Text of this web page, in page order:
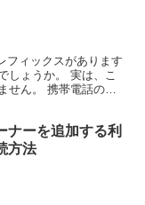
フィックスがあります
しょうか。 実は、こ
せん。 携帯電話の利
ナーを追加する利
方法